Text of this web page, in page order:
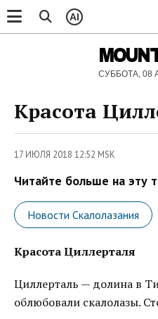
AI
СУББОТА, 08
Красота
17 ИЮЛЯ 2018 12:52 MSK
Читайте больше на эту
Новости Скалолазания
Красота Циллерталя
Циллерталь — долина в
облюбовали скалолазы.